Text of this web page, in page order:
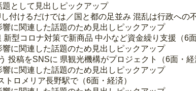
として見出しピックアップ
付けるだけでは／国と都の足並み 混乱は行政への
に関連した話題のため見出しピックアップ
型コロナ対策で新商品 中小など資金繰り支援（6面
に関連した話題のため見出しピックアップ
投稿をSNSに 県観光機構がプロジェクト（6面・経
に関連した話題のため見出しピックアップ
ロメリア長野駅で（6面・経済）